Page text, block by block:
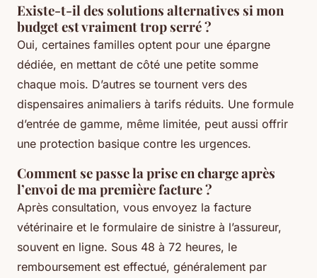
Existe-t-il des solutions alternatives si mon
budget est vraiment trop serré ?
Oui, certaines familles optent pour une épargne
dédiée, en mettant de côté une petite somme
chaque mois. D’autres se tournent vers des
dispensaires animaliers à tarifs réduits. Une formule
d’entrée de gamme, même limitée, peut aussi offrir
une protection basique contre les urgences.
Comment se passe la prise en charge après
l’envoi de ma première facture ?
Après consultation, vous envoyez la facture
vétérinaire et le formulaire de sinistre à l’assureur,
souvent en ligne. Sous 48 à 72 heures, le
remboursement est effectué, généralement par